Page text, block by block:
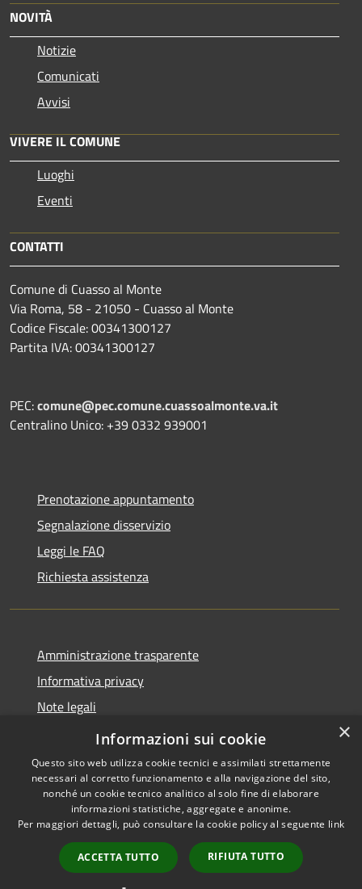
NOVITÀ
Notizie
Comunicati
Avvisi
VIVERE IL COMUNE
Luoghi
Eventi
CONTATTI
Comune di Cuasso al Monte
Via Roma, 58 - 21050 - Cuasso al Monte
Codice Fiscale: 00341300127
Partita IVA: 00341300127
PEC:comune@pec.comune.cuassoalmonte.va.it
Centralino Unico: +39 0332 939001
Prenotazione appuntamento
Segnalazione disservizio
Leggi le FAQ
Richiesta assistenza
Amministrazione trasparente
Informativa privacy
Note legali
Dichiarazione di accessibilità
Accessibilità
Copyright © 2026 • Comune di
Cuasso al Monte • Powered by
Municipium•
Accesso
redazione
×
Informazioni sui cookie
Questo sito web utilizza cookie tecnici e assimilati strettamente
necessari al corretto funzionamento e alla navigazione del sito,
nonché un cookie tecnico analitico al solo fine di elaborare
informazioni statistiche, aggregate e anonime.
Per maggiori dettagli, può consultare la cookie policy al seguente link
ACCETTA TUTTO RIFIUTA TUTTO